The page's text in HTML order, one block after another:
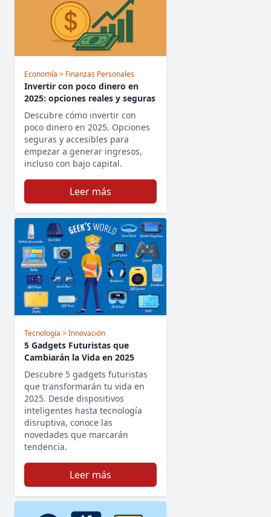
Economía > Finanzas Personales
Invertir con poco dinero en
2025: opciones reales y seguras
Descubre cómo invertir con
poco dinero en 2025. Opciones
seguras y accesibles para
empezar a generar ingresos,
incluso con bajo capital.
Leer más
Tecnología > Innovación
5 Gadgets Futuristas que
Cambiarán la Vida en 2025
Descubre 5 gadgets futuristas
que transformarán tu vida en
2025. Desde dispositivos
inteligentes hasta tecnología
disruptiva, conoce las
novedades que marcarán
tendencia.
Leer más